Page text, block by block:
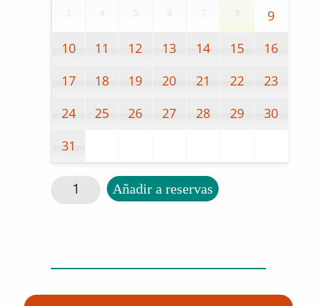
3 4 5 6 7 8
9
10
11 12 13 14 15
16
17
18 19 20 21 22
23
24
25 26 27 28 29
30
31
Bolígrafo de peso cantidad
Añadir a reservas